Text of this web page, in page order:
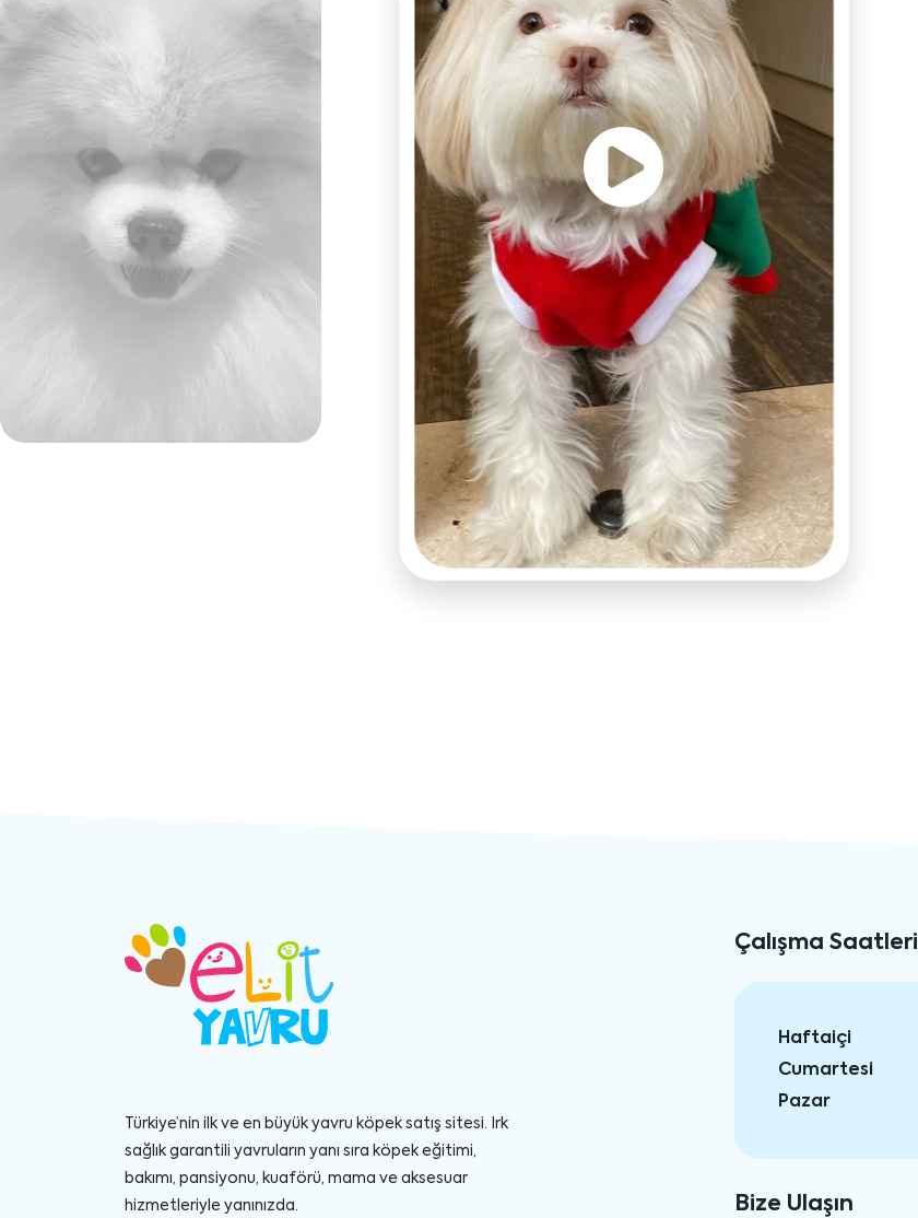
Türkiye’nin ilk ve en büyük yavru köpek satış sitesi. Irk
sağlık garantili yavruların yanı sıra köpek eğitimi,
bakımı, pansiyonu, kuaförü, mama ve aksesuar
hizmetleriyle yanınızda.
Çalışma Saatleri
Haftaiçi
Cumartesi
Pazar
Bize Ulaşın